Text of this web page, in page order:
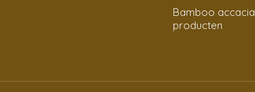
Bamboo accacia
producten